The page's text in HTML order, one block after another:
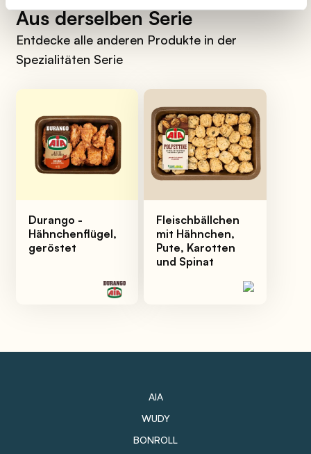
Aus derselben Serie
Entdecke alle anderen Produkte in der
Spezialitäten Serie
Durango -
Hähnchenflügel,
geröstet
Fleischbällchen
mit Hähnchen,
Pute, Karotten
und Spinat
AIA
WUDY
BONROLL